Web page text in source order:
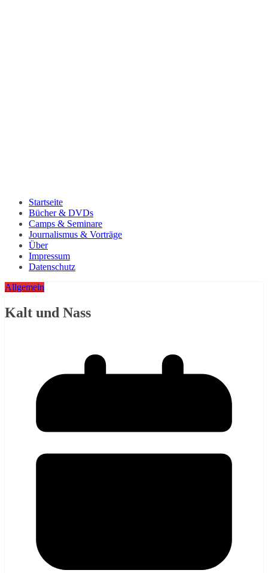
Startseite
Bücher & DVDs
Camps & Seminare
Journalismus & Vorträge
Über
Impressum
Datenschutz
Allgemein
Kalt und Nass